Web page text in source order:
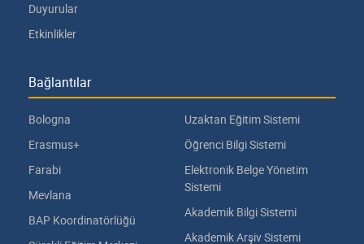
Duyurular
Etkinlikler
Bağlantılar
Bologna
Erasmus+
Farabi
Mevlana
BAP Koordinatörlüğü
Uzaktan Eğitim Sistemi
Öğrenci Bilgi Sistemi
Elektronik Belge Yönetim
Sistemi
Akademik Bilgi Sistemi
Akademik Arşiv Sistemi